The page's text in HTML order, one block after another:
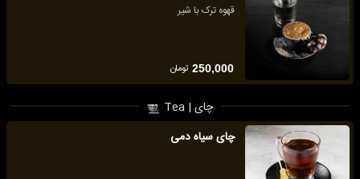
قهوه ترک با شیر
250,000 تومان
چای | Tea
چای سیاه دمی